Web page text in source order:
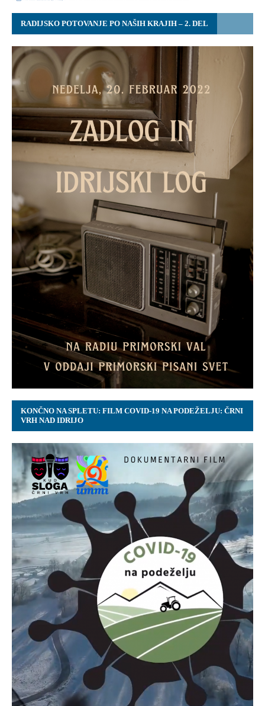
RADIJSKO POTOVANJE PO NAŠIH KRAJIH – 2. DEL
KONČNO NA SPLETU: FILM COVID-19 NA PODEŽELJU: ČRNI
VRH NAD IDRIJO